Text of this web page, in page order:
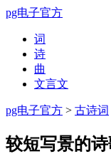
pg电子官方
词
诗
曲
文言文
pg电子官方 > 古诗词
较短写景的